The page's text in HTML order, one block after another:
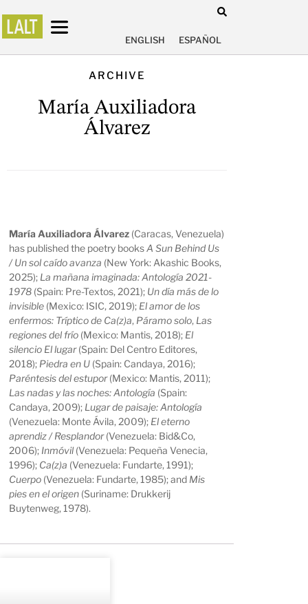
ENGLISH ESPAÑOL
ARCHIVE
María Auxiliadora
Álvarez
María Auxiliadora Álvarez (Caracas, Venezuela)
has published the poetry booksA Sun Behind Us
/ Un sol caído avanza (New York: Akashic Books,
2025); La mañana imaginada: Antología 2021-
1978 (Spain: Pre-Textos, 2021); Un día más de lo
invisible (Mexico: ISIC, 2019); El amor de los
enfermos: Tríptico de Ca(z)a, Páramo solo, Las
regiones del frío (Mexico: Mantis, 2018); El
silencio El lugar(Spain: Del Centro Editores,
2018); Piedra en U (Spain: Candaya, 2016);
Paréntesis del estupor(Mexico: Mantis, 2011);
Las nadas y las noches:Antología (Spain:
Candaya, 2009); Lugar de paisaje: Antología
(Venezuela: Monte Ávila, 2009); El eterno
aprendiz / Resplandor(Venezuela: Bid&Co,
2006); Inmóvil (Venezuela: Pequeña Venecia,
1996); Ca(z)a (Venezuela: Fundarte, 1991);
Cuerpo (Venezuela: Fundarte, 1985); and Mis
pies en el origen (Suriname: Drukkerij
Buytenweg, 1978).